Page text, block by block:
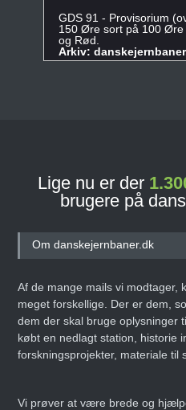
GDS 91 - Provisorium
150 Øre sort på 100 Øre
og Rød.
Arkiv:
Lige nu er der
brugere på
Om danskejernbaner.dk
Af de mange mails vi modtager,
meget forskellige. Der er dem,
dem der skal bruge oplysninger
købt en nedlagt station, historie
forskningsprojekter, materiale til
Vi prøver at være brede og